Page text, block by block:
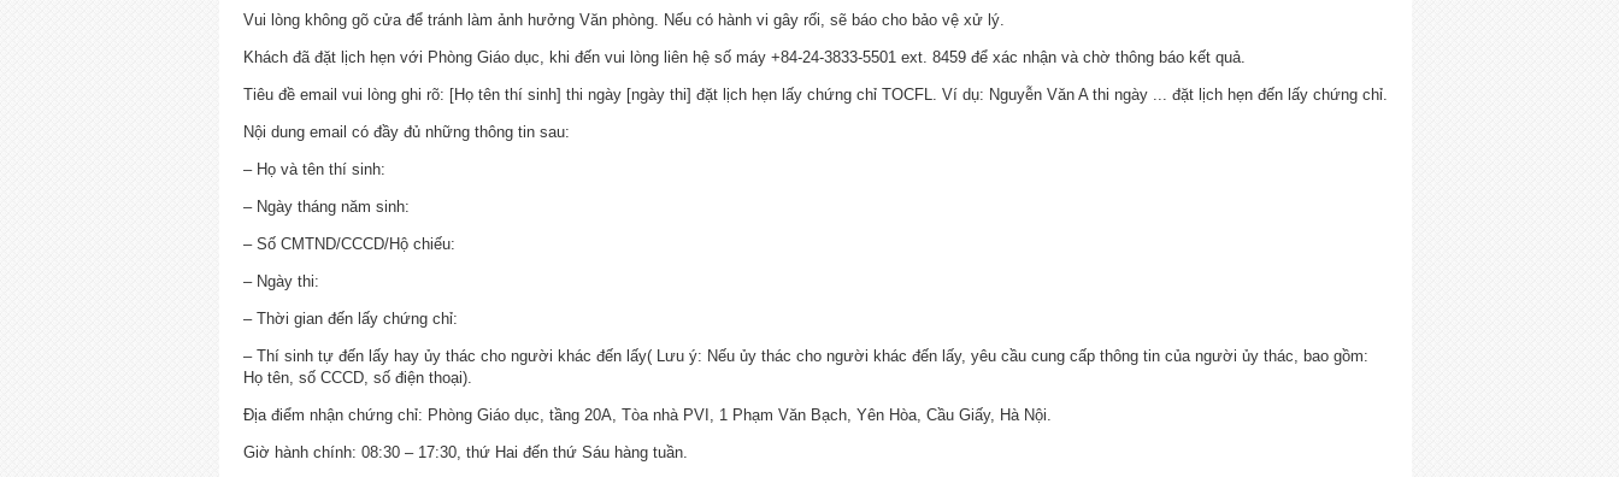
Vui lòng không gõ cửa để tránh làm ảnh hưởng Văn phòng. Nếu có hành vi gây rối, sẽ báo cho bảo vệ xử lý.
Khách đã đặt lịch hẹn với Phòng Giáo dục, khi đến vui lòng liên hệ số máy +84-24-3833-5501 ext. 8459 để xác nhận và chờ thông báo kết quả.
Tiêu đề email vui lòng ghi rõ: [Họ tên thí sinh] thi ngày [ngày thi] đặt lịch hẹn lấy chứng chỉ TOCFL. Ví dụ: Nguyễn Văn A thi ngày ... đặt lịch hẹn đến lấy chứng chỉ.
Nội dung email có đầy đủ những thông tin sau:
– Họ và tên thí sinh:
– Ngày tháng năm sinh:
– Số CMTND/CCCD/Hộ chiếu:
– Ngày thi:
– Thời gian đến lấy chứng chỉ:
– Thí sinh tự đến lấy hay ủy thác cho người khác đến lấy( Lưu ý: Nếu ủy thác cho người khác đến lấy, yêu cầu cung cấp thông tin của người ủy thác, bao gồm:
Họ tên, số CCCD, số điện thoại).
Địa điểm nhận chứng chỉ: Phòng Giáo dục, tầng 20A, Tòa nhà PVI, 1 Phạm Văn Bạch, Yên Hòa, Cầu Giấy, Hà Nội.
Giờ hành chính: 08:30 – 17:30, thứ Hai đến thứ Sáu hàng tuần.